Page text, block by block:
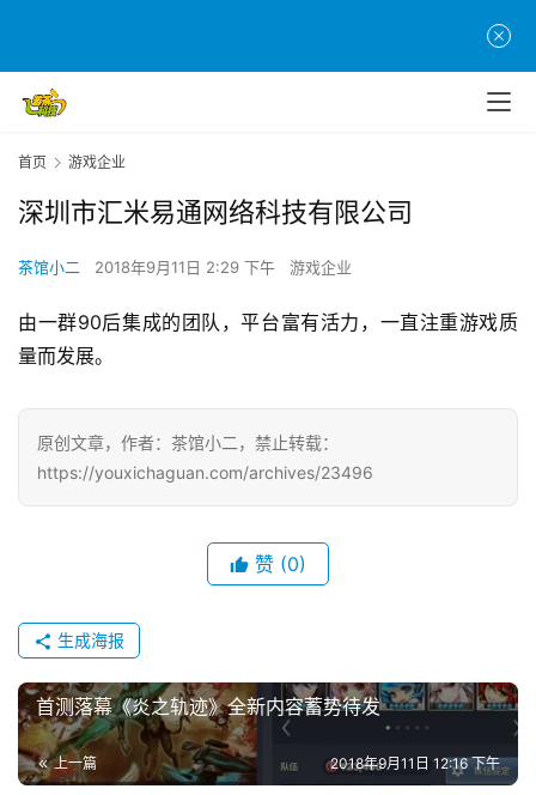
茶
创
戏
界
游
戏
戏
休
闲
游
戏
首页 游戏企业
深圳市汇米易通网络科技有限公司
茶馆小二 2018年9月11日 2:29 下午 游戏企业
由一群90后集成的团队，平台富有活力，一直注重游戏质
量而发展。
原创文章，作者：茶馆小二，禁止转载：
https://youxichaguan.com/archives/23496
赞 (0)
生成海报
首测落幕《炎之轨迹》全新内容蓄势待发
上一篇 2018年9月11日 12:16 下午